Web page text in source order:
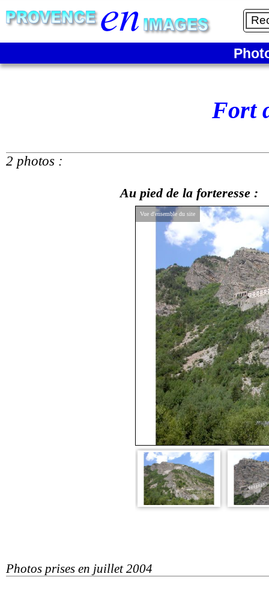
Fort
2 photos :
Au pied de la forteresse :
Vue d'ensemble du site
Photos prises en juillet 2004